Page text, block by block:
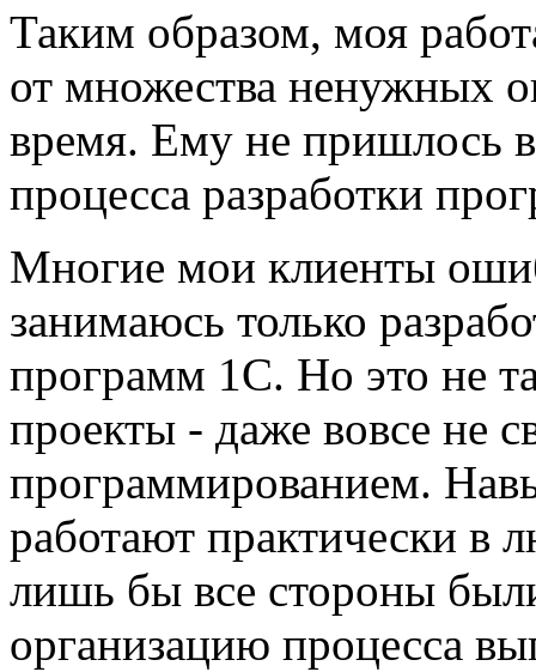
Таким образом, моя
от множества ненужных
время. Ему не пришлось
процесса разработки
Многие мои клиенты
занимаюсь только
программ 1С. Но это не
проекты - даже вовсе не
программированием.
работают практически в
лишь бы все стороны
организацию процесса